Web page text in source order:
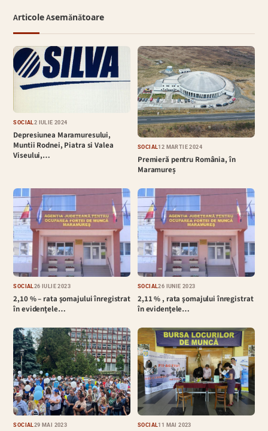
Articole Asemănătoare
SOCIAL2 IULIE 2024
Depresiunea Maramuresului,
Muntii Rodnei, Piatra si Valea
Viseului,…
SOCIAL12 MARTIE 2024
Premieră pentru România, în
Maramureș
SOCIAL26 IULIE 2023
2,10 % – rata şomajului înregistrat
în evidenţele…
SOCIAL26 IUNIE 2023
2,11 % , rata şomajului înregistrat
în evidenţele…
SOCIAL 29 MAI 2023 SOCIAL11 MAI 2023